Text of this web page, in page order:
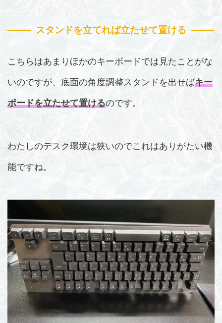
スタンドを立てれば立たせて置ける
こちらはあまりほかのキーボードでは見たことがな
いのですが、底面の角度調整スタンドを出せばキー
ボードを立たせて置けるのです。
わたしのデスク環境は狭いのでこれはありがたい機
能ですね。